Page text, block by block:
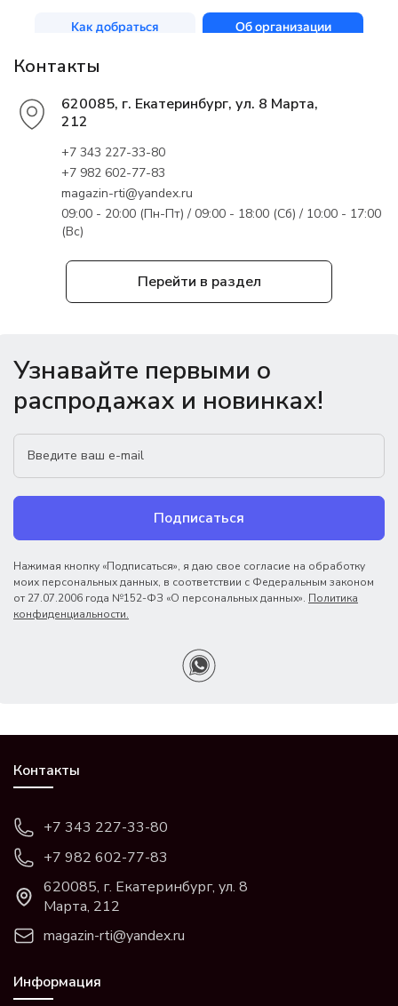
Перейти в раздел
Контакты
620085, г. Екатеринбург, ул. 8 Марта,
212
+7 343 227-33-80
+7 982 602-77-83
magazin-rti@yandex.ru
09:00 - 20:00 (Пн-Пт) / 09:00 - 18:00 (Сб) / 10:00 - 17:00
(Вс)
Узнавайте первыми о
распродажах и новинках!
Подписаться
Нажимая кнопку «Подписаться», я даю свое согласие на обработку
моих персональных данных, в соответствии с Федеральным законом
от 27.07.2006 года №152-ФЗ «О персональных данных». Политика
конфиденциальности.
Контакты
+7 343 227-33-80
+7 982 602-77-83
620085, г. Екатеринбург, ул. 8
Марта, 212
magazin-rti@yandex.ru
Информация